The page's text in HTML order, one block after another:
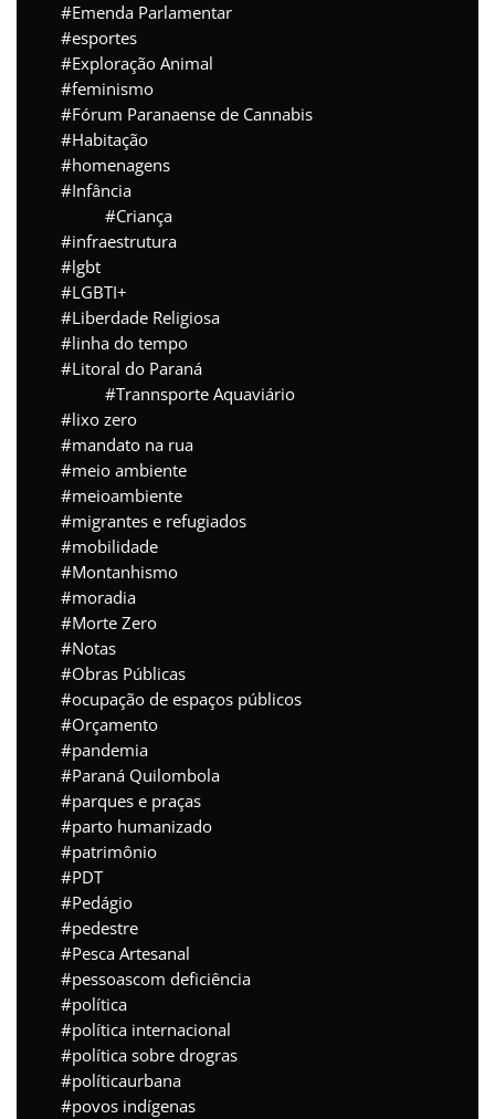
Emenda Parlamentar
esportes
Exploração Animal
feminismo
Fórum Paranaense de Cannabis
Habitação
homenagens
Infância
Criança
infraestrutura
lgbt
LGBTI+
Liberdade Religiosa
linha do tempo
Litoral do Paraná
Trannsporte Aquaviário
lixo zero
mandato na rua
meio ambiente
meioambiente
migrantes e refugiados
mobilidade
Montanhismo
moradia
Morte Zero
Notas
Obras Públicas
ocupação de espaços públicos
Orçamento
pandemia
Paraná Quilombola
parques e praças
parto humanizado
patrimônio
PDT
Pedágio
pedestre
Pesca Artesanal
pessoascom deficiência
política
política internacional
política sobre drogras
políticaurbana
povos indígenas